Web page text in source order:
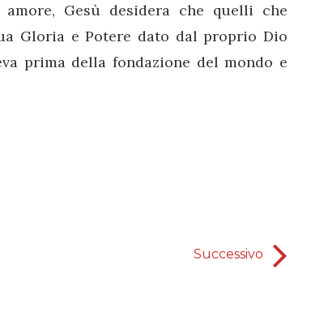
Gesù desidera che quelli che
Gloria e Potere dato dal proprio Dio
prima della fondazione del mondo e
Successivo